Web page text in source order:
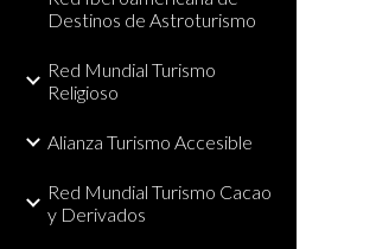
Destinos de Astroturismo
Red Mundial Turismo
Religioso
Alianza Turismo Accesible
Red Mundial Turismo Cacao
y Derivados